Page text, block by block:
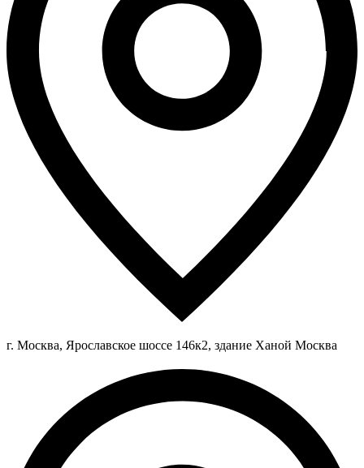
г. Москва, Ярославское шоссе 146к2, здание Ханой Москва